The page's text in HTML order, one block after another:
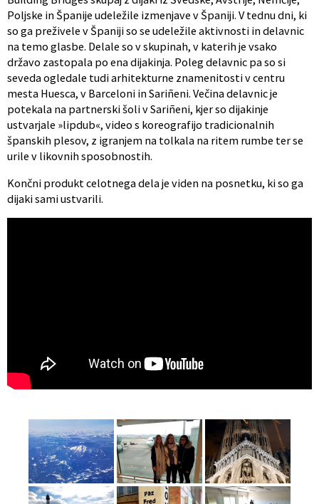
Poljske in Španije udeležile izmenjave v Španiji. V tednu dni, ki
so ga preživele v Španiji so se udeležile aktivnosti in delavnic
na temo glasbe. Delale so v skupinah, v katerih je vsako
državo zastopala po ena dijakinja. Poleg delavnic pa so si
seveda ogledale tudi arhitekturne znamenitosti v centru
mesta Huesca, v Barceloni in Sariñeni. Večina delavnic je
potekala na partnerski šoli v Sariñeni, kjer so dijakinje
ustvarjale »lipdub«, video s koreografijo tradicionalnih
španskih plesov, z igranjem na tolkala na ritem rumbe ter se
urile v likovnih sposobnostih.
Končni produkt celotnega dela je viden na posnetku, ki so ga
dijaki sami ustvarili.